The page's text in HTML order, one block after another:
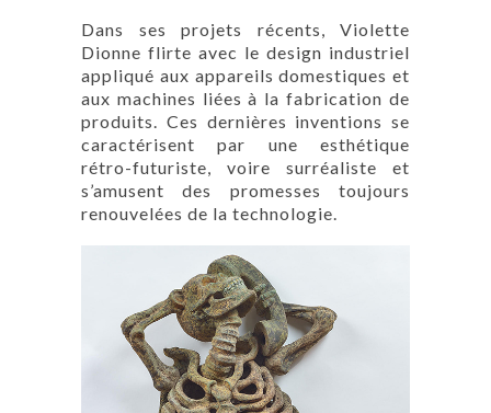
Dans ses projets récents, Violette
Dionne flirte avec le design industriel
appliqué aux appareils domestiques et
aux machines liées à la fabrication de
produits. Ces dernières inventions se
caractérisent par une esthétique
rétro-futuriste, voire surréaliste et
s’amusent des promesses toujours
renouvelées de la technologie.